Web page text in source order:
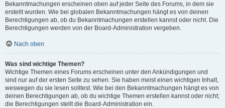
Bekanntmachungen erscheinen oben auf jeder Seite des Forums, in dem sie
erstellt wurden. Wie bei globalen Bekanntmachungen hängt es von deinen
Berechtigungen ab, ob du Bekanntmachungen erstellen kannst oder nicht. Die
Berechtigungen werden von der Board-Administration vergeben.
Nach oben
Was sind wichtige Themen?
Wichtige Themen eines Forums erscheinen unter den Ankündigungen und
sind nur auf der ersten Seite zu sehen. Sie haben meist einen wichtigen Inhalt,
weswegen du sie lesen solltest. Wie bei den Bekanntmachungen hängt es von
deinen Berechtigungen ab, ob du wichtige Themen erstellen kannst oder nicht;
die Berechtigungen stellt die Board-Administration ein.